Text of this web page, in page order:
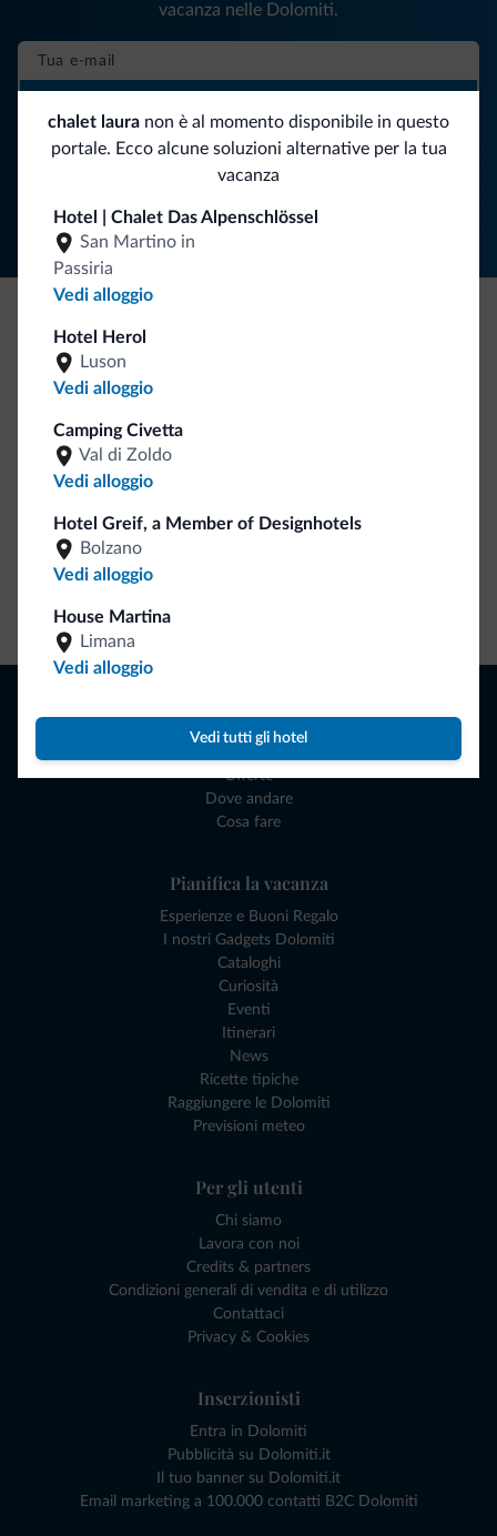
chalet laura non è al momento disponibile in questo
portale. Ecco alcune soluzioni alternative per la tua
vacanza
Hotel | Chalet Das Alpenschlössel
San Martino in
Passiria
Vedi alloggio
Hotel Herol
Luson
Vedi alloggio
Camping Civetta
Val di Zoldo
Vedi alloggio
Hotel Greif, a Member of Designhotels
Bolzano
Vedi alloggio
House Martina
Limana
Vedi alloggio
Vedi tutti gli hotel
Segui Dolomiti.it
vacanza nelle Dolomiti.
Be Original, scopri la nuova collezione
Ce l'avete chiesto in tanti. Ecco la nuova collezione firmata
Dove dormire
Offerte
Dove andare
Cosa fare
Pianifica la vacanza
Esperienze e Buoni Regalo
I nostri Gadgets Dolomiti
Cataloghi
Curiosità
Eventi
Itinerari
News
Ricette tipiche
Raggiungere le Dolomiti
Previsioni meteo
Per gli utenti
Chi siamo
Lavora con noi
Credits & partners
Condizioni generali di vendita e di utilizzo
Contattaci
Privacy & Cookies
Inserzionisti
Entra in Dolomiti
Pubblicità su Dolomiti.it
Il tuo banner su Dolomiti.it
Email marketing a 100.000 contatti B2C Dolomiti